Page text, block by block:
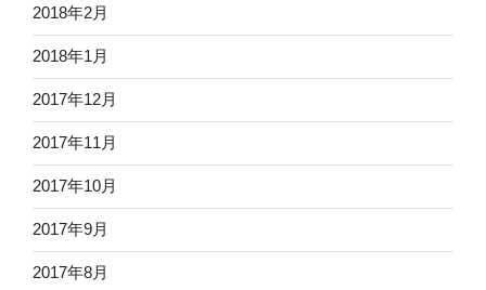
2018年2月
2018年1月
2017年12月
2017年11月
2017年10月
2017年9月
2017年8月